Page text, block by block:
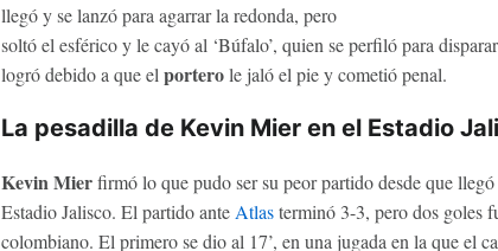
llegó y se lanzó para agarrar la redonda, pero
soltó el esférico y le cayó al ‘Búfalo’, quien se perfiló para
logró debido a que el porterole jaló el pie y cometió penal.
La pesadilla de Kevin Mier en el Estadio
Kevin Mierfirmó lo que pudo ser su peor partido desde que llegó
Estadio Jalisco. El partido ante Atlasterminó 3-3, pero dos goles
colombiano. El primero se dio al 17’, en una jugada en la que el